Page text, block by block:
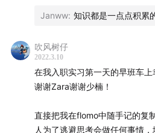
程…那些糊里糊涂做对了而未
被感知到的。一旦受众感受到
但要保持长期粘性，真诚还只
Janww: 知识都是一点点积累
吹风树仔
2022.3.10
在我入职实习第一天的早班车上
谢谢Zara谢谢少楠！
直接把我在flomo中随手记的
人为了逃避思考会做任何事情